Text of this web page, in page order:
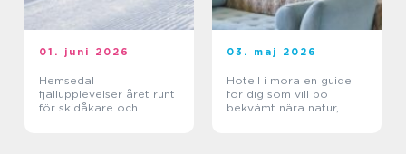
01. juni 2026
Hemsedal
fjällupplevelser året runt
för skidåkare och
03. maj 2026
Hotell i mora en guide
för dig som vill bo
bekvämt nära natur,